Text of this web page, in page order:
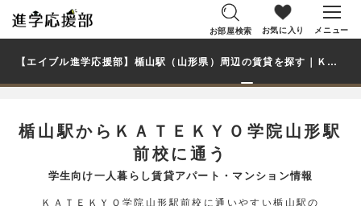
お部屋検索 お気に入り メニュー
【エイブル進学応援部】楯山駅（山形県）周辺の賃貸を探す｜ＫＡＴＥＫＹＯ学院山形駅前校学生・大学生の一人暮らし向け賃貸マンション・アパート
楯山駅からＫＡＴＥＫＹＯ学院山形駅
前校に通う
学生向け一人暮らし賃貸アパート・マンション情報
ＫＡＴＥＫＹＯ学院山形駅前校に通いやすい楯山駅の